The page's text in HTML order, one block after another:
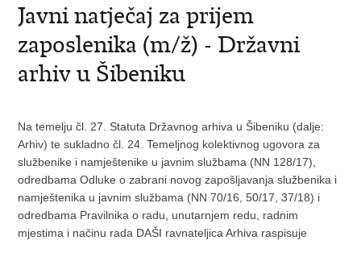
Javni natječaj za prijem
zaposlenika (m/ž) - Državni
arhiv u Šibeniku
Na temelju čl. 27. Statuta Državnog arhiva u Šibeniku (dalje:
Arhiv) te sukladno čl. 24. Temeljnog kolektivnog ugovora za
službenike i namještenike u javnim službama (NN 128/17),
odredbama Odluke o zabrani novog zapošljavanja službenika i
namještenika u javnim službama (NN 70/16, 50/17, 37/18) i
odredbama Pravilnika o radu, unutarnjem redu, radnim
mjestima i načinu rada DAŠI ravnateljica Arhiva raspisuje